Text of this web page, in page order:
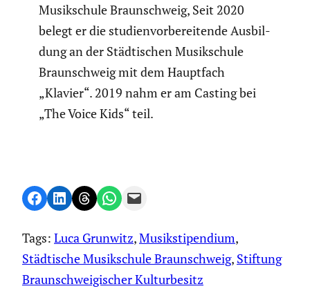
Musik­schule Braun­schweig, Seit 2020
belegt er die studi­en­vor­be­rei­tende Ausbil­
dung an der Städti­schen Musik­schule
Braun­schweig mit dem Hauptfach
„Klavier“. 2019 nahm er am Casting bei
„The Voice Kids“ teil.
Share on Facebook
Share on LinkedIn
Share on Threads
Share on WhatsApp
Email this Page
Tags: Luca Grunwitz, Musikstipendium
Städtische Musikschule Braunschweig, Stiftung
Braunschweigischer Kulturbesitz